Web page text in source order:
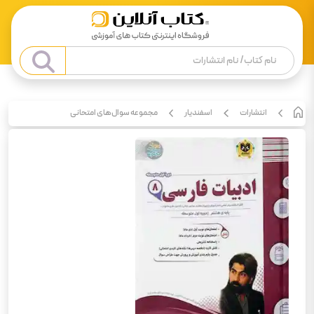
انتشارات اسفندیار مجموعه سوال‌های امتحانی